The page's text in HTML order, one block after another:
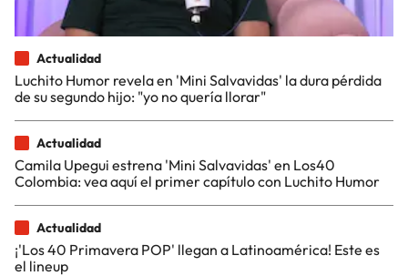
Actualidad
Luchito Humor revela en 'Mini Salvavidas' la dura pérdida
de su segundo hijo: "yo no quería llorar"
Actualidad
Camila Upegui estrena 'Mini Salvavidas' en Los40
Colombia: vea aquí el primer capítulo con Luchito Humor
Actualidad
¡'Los 40 Primavera POP' llegan a Latinoamérica! Este es
el lineup